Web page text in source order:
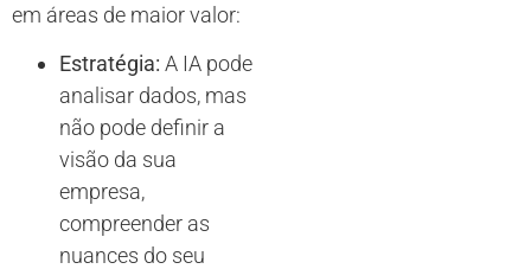
em áreas de maior valor:
Estratégia: A IA pode
analisar dados, mas
não pode definir a
visão da sua
empresa,
compreender as
nuances do seu